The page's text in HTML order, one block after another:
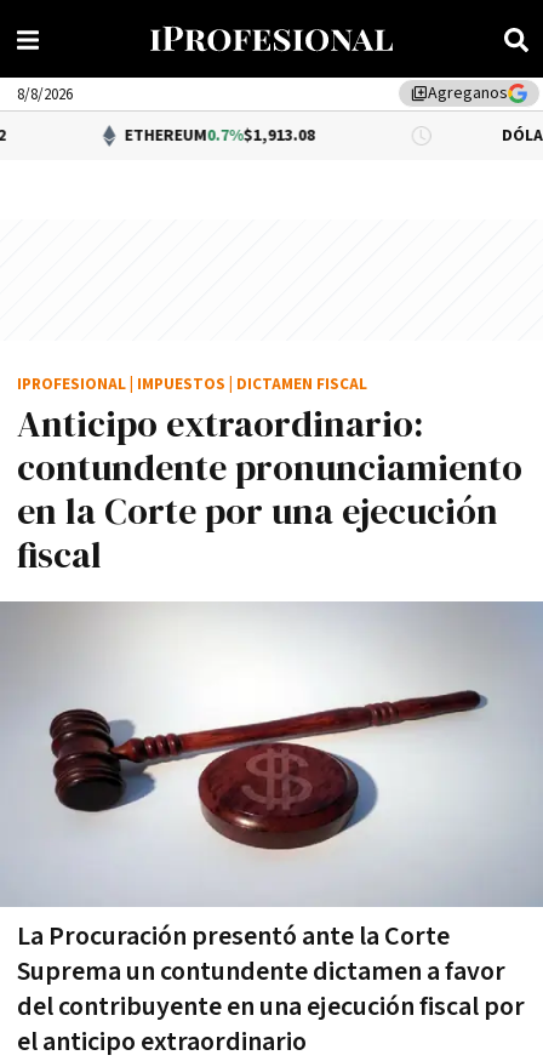
library_addAgreganos
8/8/2026
ETHEREUM 0.7%$1,913.08 DÓLAR BNA
Anticipo extraordinario:
contundente pronunciamiento
en la Corte por una ejecución
fiscal
La Procuración presentó ante la Corte
Suprema un contundente dictamen a favor
del contribuyente en una ejecución fiscal por
el anticipo extraordinario
IPROFESIONAL IMPUESTOS DICTAMEN FISCAL